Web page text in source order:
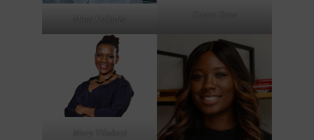
Mimi Kalinda Coura Sene
Mary Vilakazi